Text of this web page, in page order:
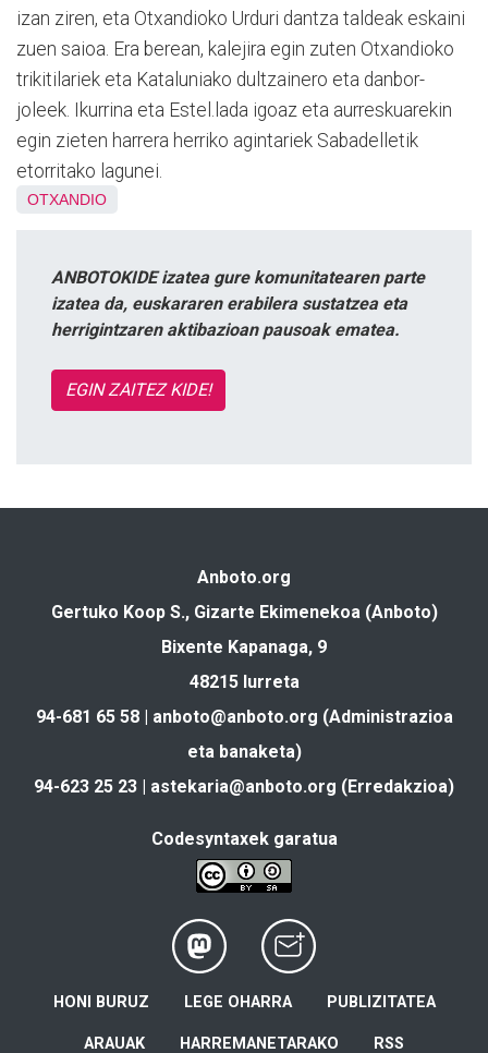
izan ziren, eta Otxandioko Urduri dantza taldeak eskaini
zuen saioa. Era berean, kalejira egin zuten Otxandioko
trikitilariek eta Kataluniako dultzainero eta danbor-
joleek. Ikurrina eta Estel.lada igoaz eta aurreskuarekin
egin zieten harrera herriko agintariek Sabadelletik
etorritako lagunei.
OTXANDIO
ANBOTOKIDE izatea gure komunitatearen parte
izatea da, euskararen erabilera sustatzea eta
herrigintzaren aktibazioan pausoak ematea.
EGIN ZAITEZ KIDE!
Anboto.org
Gertuko Koop S., Gizarte Ekimenekoa (Anboto)
Bixente Kapanaga, 9
48215 Iurreta
94-681 65 58 | anboto@anboto.org (Administrazioa
eta banaketa)
94-623 25 23 | astekaria@anboto.org (Erredakzioa)
Codesyntaxek garatua
HONI BURUZ LEGE OHARRA PUBLIZITATEA
ARAUAK HARREMANETARAKO RSS